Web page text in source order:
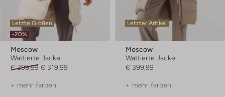
Letzte Größen
-20%
Moscow
Wattierte Jacke
€ 399,99 € 319,99
+ mehr farben
Letzter Artikel
Moscow
Wattierte Jacke
€ 399,99
+ mehr farben